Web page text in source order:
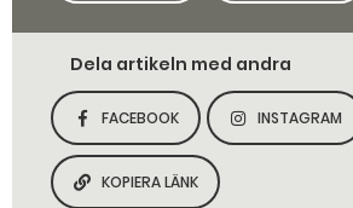
Dela artikeln med andra
DELA SIDAN PÅ
FACEBOOK
DELA
INSTAGRAM
KOPIERA SIDANS LÄNK
KOPIERA LÄNK